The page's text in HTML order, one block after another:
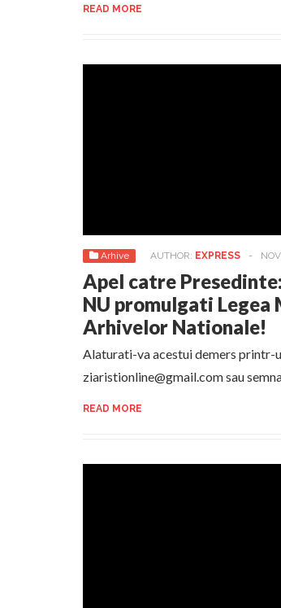
READ MORE
Arhive AUTHOR: EXPRESS -
Apel catre
NU promulgati Legea
Arhivelor Nationale!
Alaturati-va acestui demers printr-
ziaristionline@gmail.com sau
READ MORE